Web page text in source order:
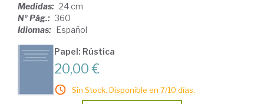
Medidas: 24 cm
Nº Pág.: 360
Idiomas: Español
Papel: Rústica
20,00 €
Sin Stock. Disponible en 7/10 días.